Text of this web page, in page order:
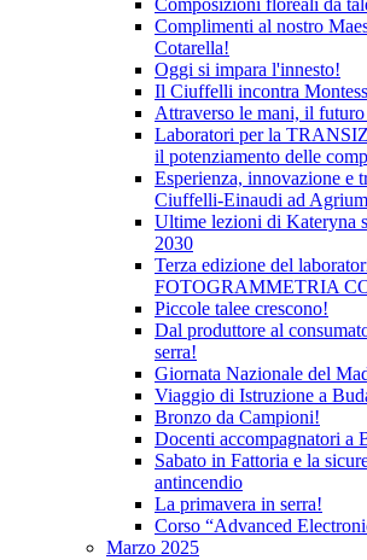
Composizioni floreali da
Complimenti al nostro
Cotarella!
Oggi si impara l'innesto!
Il Ciuffelli incontra
Attraverso le mani, il
Laboratori per la
il potenziamento delle
Esperienza, innovazione e
Ciuffelli-Einaudi ad
Ultime lezioni di Kateryna
2030
Terza edizione del
FOTOGRAMMETRIA
Piccole talee crescono!
Dal produttore al
serra!
Giornata Nazionale del
Viaggio di Istruzione a
Bronzo da Campioni!
Docenti accompagnatori a
Sabato in Fattoria e la
antincendio
La primavera in serra!
Corso “Advanced
Marzo 2025